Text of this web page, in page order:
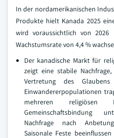
In der nordamerikanischen
Produkte hielt Kanada 2025
wird voraussichtlich von
Wachstumsrate von 4,4 %
Der kanadische Markt für
zeigt eine stabile
Vertretung des
Einwandererpopulationen
mehreren religiösen
Gemeinschaftsbindung
Nachfrage nach
Saisonale Feste